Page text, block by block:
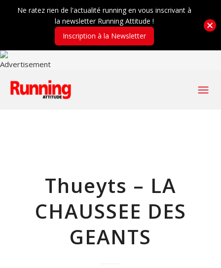
Thueyts – LA
CHAUSSEE DES
GEANTS
Ne ratez rien de l'actualité running en vous inscrivant à
la newsletter Running Attitude !
Inscription à la Newsletter